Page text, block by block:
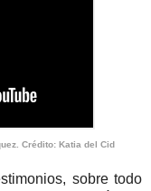
Crédito: Katia del Cid
sobre todo